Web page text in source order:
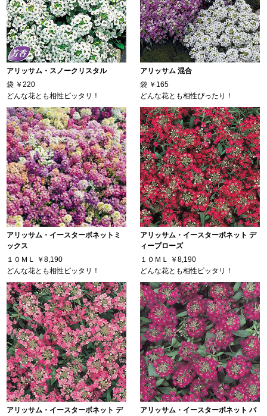
アリッサム・スノークリスタル
袋 ￥220
どんな花とも相性ピッタリ！
アリッサム 混合
袋 ￥165
どんな花とも相性ぴったり！
アリッサム・イースターボネットミ
ックス
１０ＭＬ
￥8,190
どんな花とも相性ピッタリ！
アリッサム・イースターボネット デ
ィープローズ
１０ＭＬ
￥8,190
どんな花とも相性ピッタリ！
アリッサム・イースターボネット デ
アリッサム・イースターボネット バ